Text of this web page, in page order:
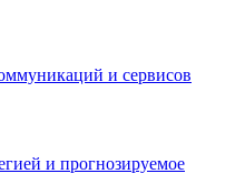
и сервисов
и прогнозируемое